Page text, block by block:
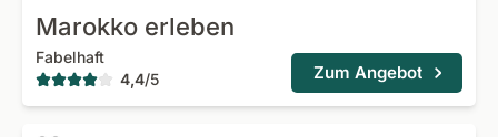
Marokko erleben
Fabelhaft
4,4/5 Zum Angebot